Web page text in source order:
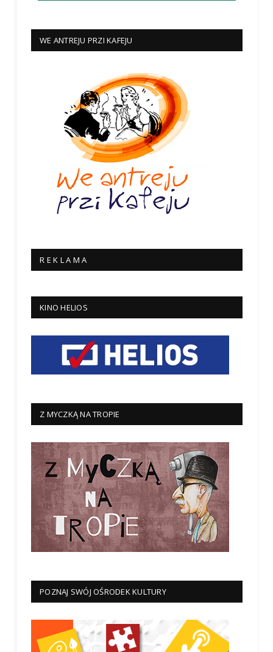
WE ANTREJU PRZI KAFEJU
R E K L A M A
KINO HELIOS
Z MYCZKĄ NA TROPIE
POZNAJ SWÓJ OŚRODEK KULTURY